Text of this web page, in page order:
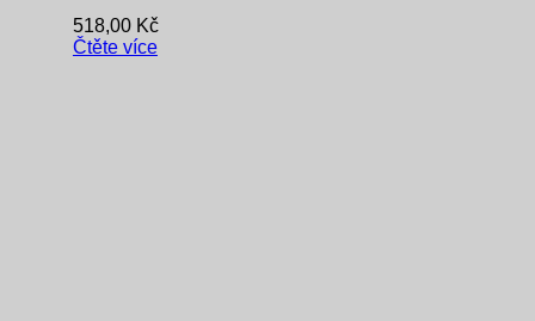
518,00 Kč
Čtěte více